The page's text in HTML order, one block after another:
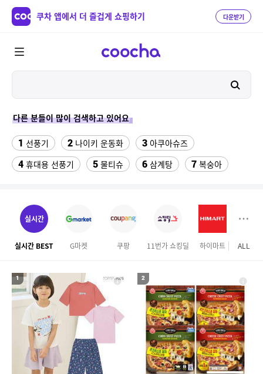
쿠차 앱에서 더 즐겁게 쇼핑하기 다운받기
다른 분들이 많이 검색하고 있어요
1 선풍기 2 나이키 운동화 3 아쿠아슈즈
4 휴대용 선풍기 5 물티슈 6 삼계탕 7 복숭아
11 서울랜드 자유이용권 13 팔찌부자재
14 엄마옷
17 하이원 워터월드 테프론 테이프
중고음료수냉장고 스투시 키즈
ALL
실시간
실시간 BEST G마켓 쿠팡 11번가 쇼킹딜 하이마트 하프
1 2